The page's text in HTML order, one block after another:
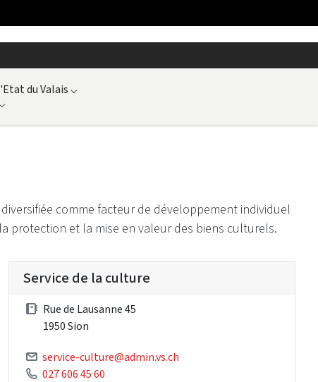
du Valais ⌵
⌵
comme facteur de développement individuel
protection et la mise en valeur des biens culturels.
Service de la culture
Rue de Lausanne 45
1950 Sion
service-culture@admin.vs.ch
027 606 45 60